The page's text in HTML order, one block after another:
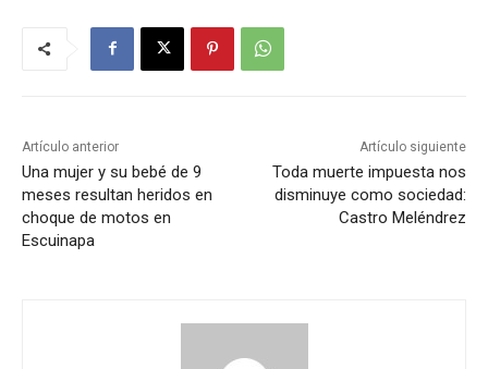
Artículo anterior
Una mujer y su bebé de 9
meses resultan heridos en
choque de motos en
Escuinapa
Artículo siguiente
Toda muerte impuesta nos
disminuye como sociedad:
Castro Meléndrez